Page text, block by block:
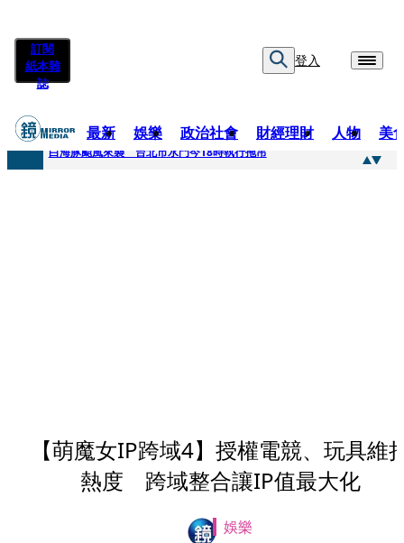
訂閱
紙本雜
誌
登入
最新 娛樂 政治社會 財經理財 人物 美
快訊
白海豚颱風來襲 台北市水門今18時執行拖吊
【萌魔女IP跨域4】授權電競、玩具維
熱度 跨域整合讓IP值最大化
娛樂